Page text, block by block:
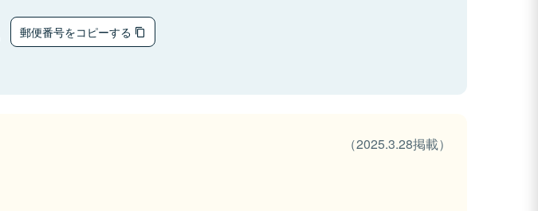
郵便番号をコピーする
（2025.3.28掲載）